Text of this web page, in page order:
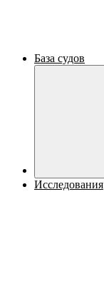
База судов
Исследования